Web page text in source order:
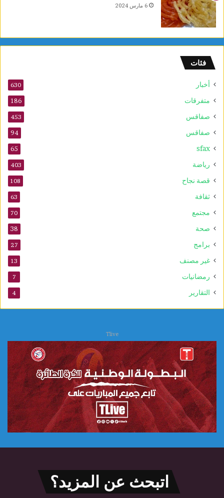
6 مارس 2024
فئات
أخبار 630
متفرقات 186
صفاقس 453
صفاقس 94
sfax
65
رياضة 403
قصة نجاح 108
ثقافة 63
مجتمع 70
صحة 38
برامج 27
غير مصنف 13
رمضانيات 7
التقارير 4
Tlive
اتبحث عن المزيد؟